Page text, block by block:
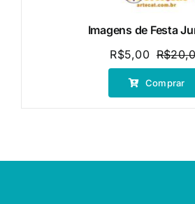
Imagens de Festa
R$
R$5,00
Comprar